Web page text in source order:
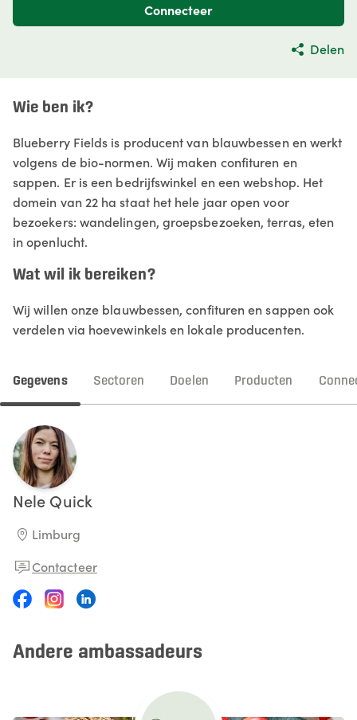
Connecteer
Delen
Wie ben ik?
Blueberry Fields is producent van blauwbessen en werkt
volgens de bio-normen. Wij maken confituren en
sappen. Er is een bedrijfswinkel en een webshop. Het
domein van 22 ha staat het hele jaar open voor
bezoekers: wandelingen, groepsbezoeken, terras, eten
in openlucht.
Wat wil ik bereiken?
Wij willen onze blauwbessen, confituren en sappen ook
verdelen via hoevewinkels en lokale producenten.
Gegevens Sectoren Doelen Producten
Nele Quick
Limburg
Contacteer
Andere ambassadeurs